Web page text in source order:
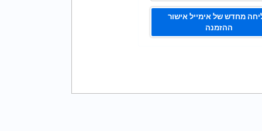
מחדש של אימייל אישור
ההזמנה